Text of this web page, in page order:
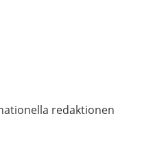
redaktionen